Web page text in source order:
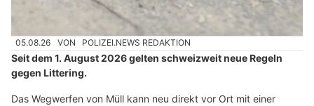
05.08.26 VON POLIZEI.NEWS REDAKTION
Seit dem 1. August 2026 gelten schweizweit neue Regeln
gegen Littering.
Das Wegwerfen von Müll kann neu direkt vor Ort mit einer